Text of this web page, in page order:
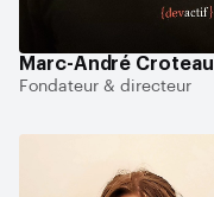
Marc-André Croteau
Fondateur & directeur